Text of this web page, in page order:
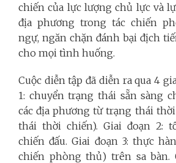
chiến của lực lượng chủ lực và
địa phương trong tác chiến
ngự, ngăn chặn đánh bại địch
cho mọi tình huống.
Cuộc diễn tập đã diễn ra qua 4
1: chuyển trạng thái sẵn sàng
các địa phương từ trạng thái
thái thời chiến). Giai đoạn 2:
chiến đấu. Giai đoạn 3: thực
chiến phòng thủ) trên sa bàn.